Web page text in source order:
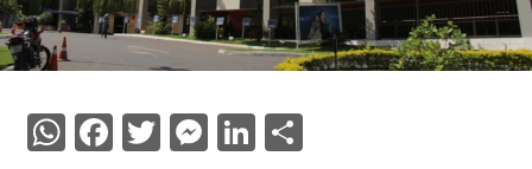
WhatsApp
Facebook
TwitterMessenger
LinkedIn